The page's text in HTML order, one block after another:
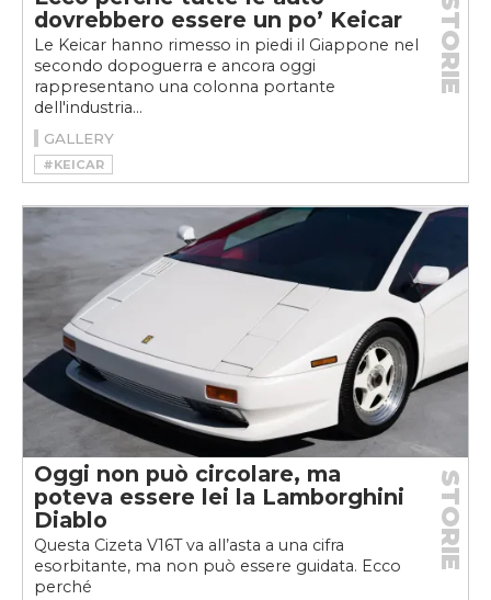
dovrebbero essere un po’ Keicar
Le Keicar hanno rimesso in piedi il Giappone nel
secondo dopoguerra e ancora oggi
rappresentano una colonna portante
dell'industria...
STORIE
GALLERY
#KEICAR
Oggi non può circolare, ma
poteva essere lei la Lamborghini
Diablo
Questa Cizeta V16T va all’asta a una cifra
esorbitante, ma non può essere guidata. Ecco
perché
STORIE